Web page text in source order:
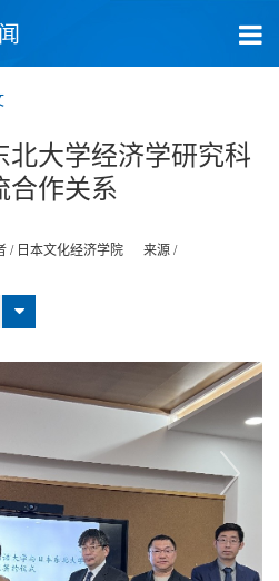
北大学经济学研究科
合作关系
/ 日本文化经济学院
来源 /